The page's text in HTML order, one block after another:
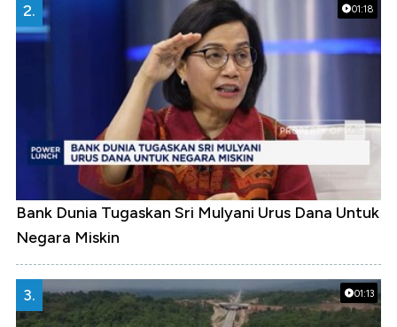
01:18
2.
Bank Dunia Tugaskan Sri Mulyani Urus Dana Untuk
Negara Miskin
01:13
3.